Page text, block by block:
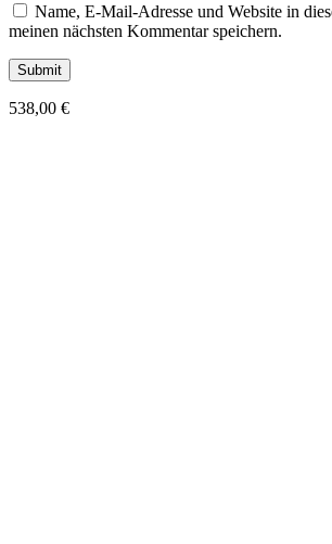
Name, E-Mail-Adresse und Website in
meinen nächsten Kommentar speichern.
538,00 €